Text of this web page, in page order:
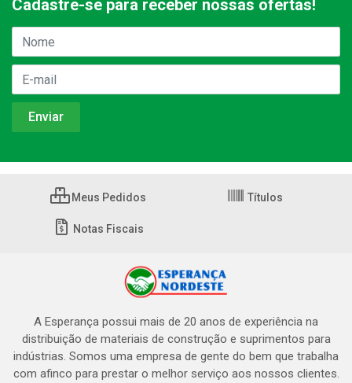
Cadastre-se para receber nossas ofertas!
Meus Pedidos Títulos
Notas Fiscais
A Esperança possui mais de 20 anos de experiência na
distribuição de materiais de construção e suprimentos para
indústrias. Somos uma empresa de gente do bem que trabalha
com afinco para prestar o melhor serviço aos nossos clientes.